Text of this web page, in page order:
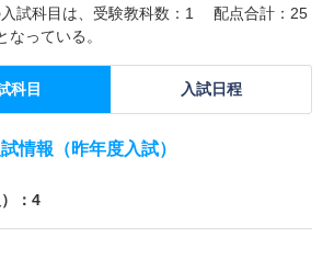
入試科目は、受験教科数：1 配点合計：25
なっている。
科目 入試日程
情報（昨年度入試）
：4